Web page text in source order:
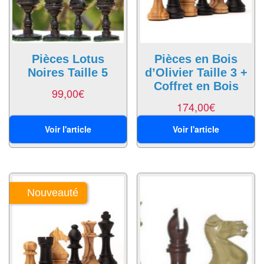
Pour
les
enfants
Pour
Pour
initiés
Pour
les
experts
solitaire
Pièces Lotus
Noires Taille 5
99,00€
Voir l'article
Pièces en Bois
d’Olivier Taille 3 +
Coffret en Bois
174,00€
Voir l'article
Nouveauté